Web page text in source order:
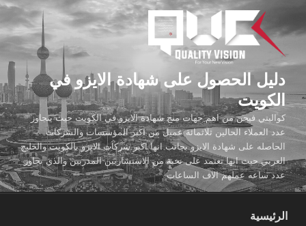
المحتوى
دليل الحصول على شهادة الايزو في
الكويت
كواليتي فيجن من اهم جهات منح شهادة الايزو في الكويت حيث يتجاوز
عدد العملاء الحالين ثلاثمائة عميل من اكبر المؤسسات والشركات
الحاصله على شهادة الايزو بجانب انها اكبر شركات الايزو بالكويت والخليج
العربي حيث انها تعتمد على نخبة من الاستشاريين المدربين والذي تجاوز
عدد ساعه عملهم الاف الساعات
الرئيسية